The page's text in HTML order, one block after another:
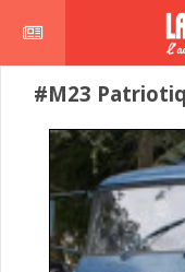
#M23